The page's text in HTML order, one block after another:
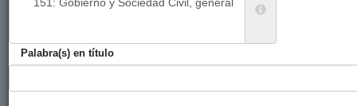
Palabra(s) en título
Al sur del Sahara,
Africa
Ayuntamiento
de Bilbao
Unión de
Marfileños/as